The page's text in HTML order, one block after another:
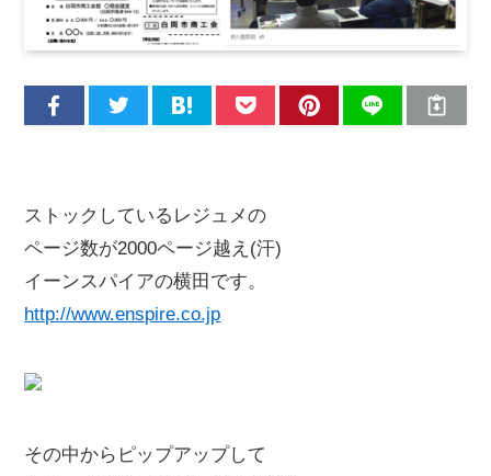
ストックしているレジュメの
ページ数が2000ページ越え(汗)
イーンスパイアの横田です。
http://www.enspire.co.jp
その中からピップアップして